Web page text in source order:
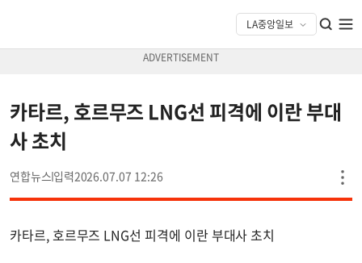
카타르, 호르무즈 LNG선 피격에 이란 부대
사 초치
연합뉴스 2026.07.07 12:26
카타르, 호르무즈 LNG선 피격에 이란 부대사 초치